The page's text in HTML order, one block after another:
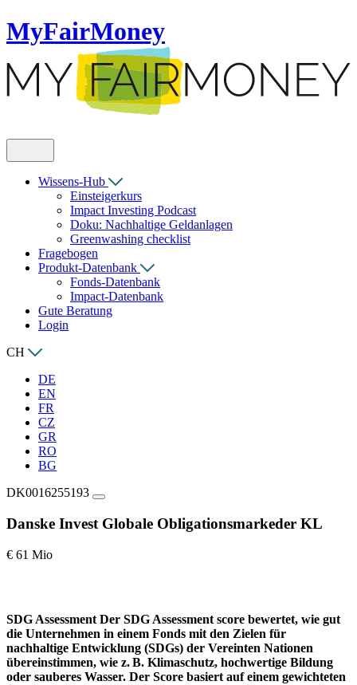
MyFairMoney
Wissens-Hub
Einsteigerkurs
Impact Investing Podcast
Doku: Nachhaltige Geldanlagen
Greenwashing checklist
Fragebogen
Produkt-Datenbank
Fonds-Datenbank
Impact-Datenbank
Gute Beratung
Login
CH
DE
EN
FR
CZ
GR
RO
BG
DK0016255193
Danske Invest Globale Obligationsmarkeder KL
€ 61 Mio
SDG Assessment Der SDG Assessment score bewertet, wie gut
die Unternehmen in einem Fonds mit den Zielen für
nachhaltige Entwicklung (SDGs) der Vereinten Nationen
übereinstimmen, wie z. B. Klimaschutz, hochwertige Bildung
oder sauberes Wasser. Der Score basiert auf einem gewichteten